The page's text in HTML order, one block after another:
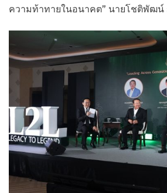
ความท้าทายในอนาคต” นายโชติพัฒน์